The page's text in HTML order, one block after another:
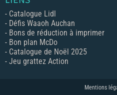
- Catalogue Lidl
- Défis Waaoh Auchan
- Bons de réduction à imprimer
- Bon plan McDo
- Catalogue de Noël 2025
- Jeu grattez Action
Mentions